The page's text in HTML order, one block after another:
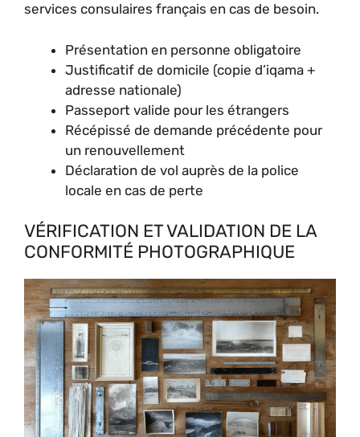
services consulaires français en cas de besoin.
Présentation en personne obligatoire
Justificatif de domicile (copie d’iqama +
adresse nationale)
Passeport valide pour les étrangers
Récépissé de demande précédente pour
un renouvellement
Déclaration de vol auprès de la police
locale en cas de perte
VÉRIFICATION ET VALIDATION DE LA
CONFORMITÉ PHOTOGRAPHIQUE